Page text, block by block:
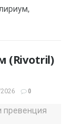
(Rivotril)
0